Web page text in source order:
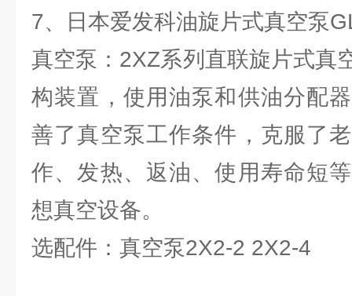
7、日本爱发科油旋片式真空泵
真空泵：2XZ系列直联旋片式真
构装置，使用油泵和供油分配
善了真空泵工作条件，克服了
作、发热、返油、使用寿命短
想真空设备。
选配件：真空泵2X2-2 2X2-4